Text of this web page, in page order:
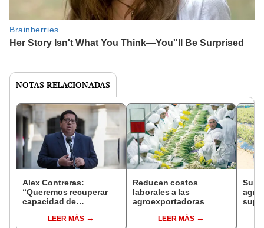
NOTAS RELACIONADAS
Alex Contreras:
“Queremos recuperar
capacidad de
contexto político no ha
LEER MÁS
Reducen costos
laborales a las
agroexportadoras
LEER MÁS